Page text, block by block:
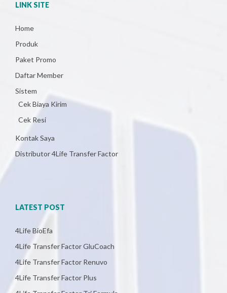
LINK SITE
Home
Produk
Paket Promo
Daftar Member
Sistem
Cek Biaya Kirim
Cek Resi
Kontak Saya
Distributor 4Life Transfer Factor
LATEST POST
4Life BioEfa
4Life Transfer Factor GluCoach
4Life Transfer Factor Renuvo
4Life Transfer Factor Plus